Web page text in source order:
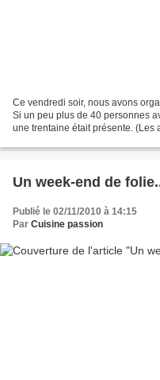
Ce vendredi soir, nous avons
Si un peu plus de 40 personnes
une trentaine était présente. (Les
Un week-end de
Publié le 02/11/2010 à 14:15
Par Cuisine passion